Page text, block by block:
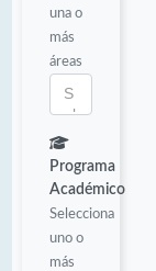
una o
más
áreas
Programa
Académico
Selecciona
uno o
más